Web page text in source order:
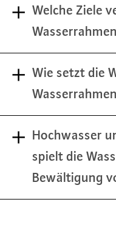
Welche Ziele
Wie setzt die
Hochwasser
spielt die
Bewältigung